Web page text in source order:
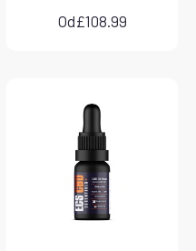
Od£108.99